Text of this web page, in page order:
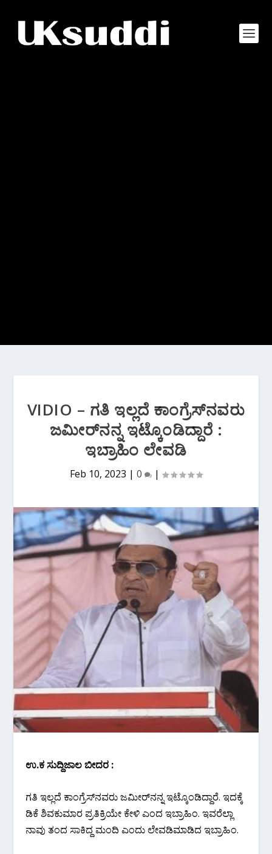
VIDIO – ಗತಿ‌ ಇಲ್ಲದೆ ಕಾಂಗ್ರೆಸ್‌ನವರು
ಜಮೀರ್‌ನನ್ನ ಇಟ್ಕೊಂಡಿದ್ದಾರೆ :
ಇಬ್ರಾಹಿಂ ಲೇವಡಿ
Feb 10, 2023 | 0 |
ಉ.ಕ ಸುದ್ದಿಜಾಲ ಬೀದರ :
ಗತಿ‌ ಇಲ್ಲದೆ ಕಾಂಗ್ರೆಸ್‌ನವರು ಜಮೀರ್‌ನನ್ನ ಇಟ್ಕೊಂಡಿದ್ದಾರೆ. ಇದಕ್ಕೆ
ಡಿಕೆ ಶಿವಕುಮಾರ ಪ್ರತಿಕ್ರಿಯೇ ಕೇಳಿ ಎಂದ ಇಬ್ರಾಹಿಂ. ಇವರೆಲ್ಲಾ
ನಾವು ತಂದ ಸಾಕಿದ್ದ ಮಂದಿ ಎಂದು ಲೇವಡಿ‌ಮಾಡಿದ ಇಬ್ರಾಹಿಂ.